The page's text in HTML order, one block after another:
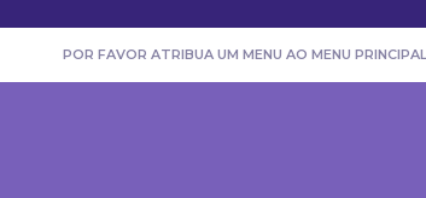
POR FAVOR ATRIBUA UM MENU AO MENU